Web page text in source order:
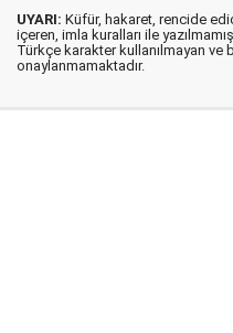
UYARI: Küfür, hakaret, rencide
içeren, imla kuralları ile
Türkçe karakter kullanılmayan ve
onaylanmamaktadır.